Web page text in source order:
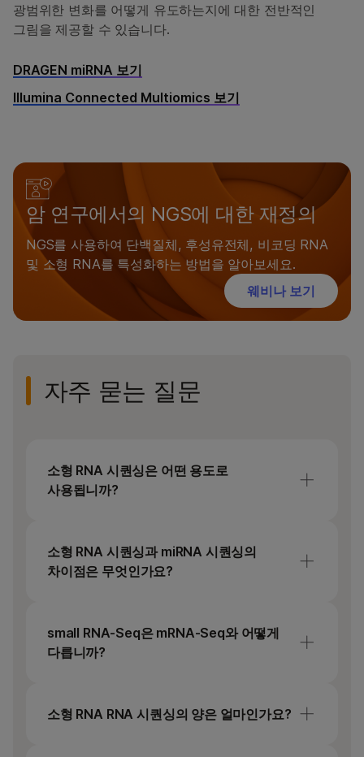
광범위한 변화를 어떻게 유도하는지에 대한 전반적인
그림을 제공할 수 있습니다.
DRAGEN miRNA 보기
Illumina Connected Multiomics 보기
암 연구에서의 NGS에 대한 재정의
NGS를 사용하여 단백질체, 후성유전체, 비코딩 RNA
및 소형 RNA를 특성화하는 방법을 알아보세요.
웨비나 보기
자주 묻는 질문
소형 RNA 시퀀싱은 어떤 용도로
사용됩니까?
경로를 조절하는 마이크로RNA(miRNA)와
같은 짧은 비코딩 RNA 분자를 프로파일링하는
적용됩니다.
소형 RNA 시퀀싱과 miRNA 시퀀싱의
차이점은 무엇인가요?
스펙트럼을 캡처하는 반면, miRNA 시퀀싱은
miRNA에만 중점을 둡니다.
small RNA-Seq은 mRNA-Seq와 어떻게
다릅니까?
코딩 전사물을 측정하는 반면, small RNA-
소형 RNA RNA 시퀀싱의 양은 얼마인가요?